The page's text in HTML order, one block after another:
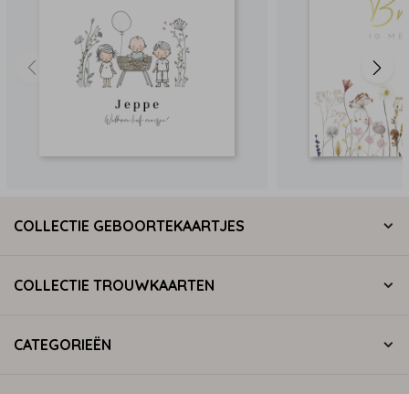
COLLECTIE GEBOORTEKAARTJES
COLLECTIE TROUWKAARTEN
CATEGORIEËN